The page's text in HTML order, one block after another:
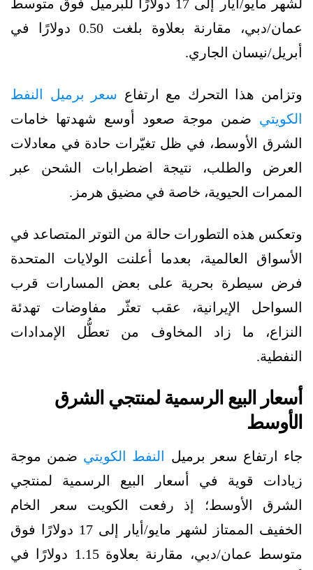
لشهر مايو/أيار إلى 17 دولارًا للبرميل فوق متوسط
عمان/دبي، مقارنة بعلاوة بلغت 0.50 دولارًا في
أبريل/نيسان الجاري.
وتزامن هذا التحرك مع ارتفاع سعر برميل النفط
الكويتي ضمن موجة صعود أوسع شهدتها خامات
الشرق الأوسط، في ظل تغيّرات حادة في معادلات
العرض والطلب، نتيجة اضطرابات الشحن عبر
الممرات الحيوية، خاصة في مضيق هرمز.
وتعكس هذه التطورات حالة من التوتر المتصاعد في
الأسواق العالمية، بعدما أعلنت الولايات المتحدة
فرض سيطرة بحرية على بعض المسارات قرب
السواحل الإيرانية، عقب تعثّر مفاوضات تهدئة
النزاع، ما زاد المخاوف من تعطُّل الإمدادات
النفطية.
أسعار البيع الرسمية لمنتجي الشرق
الأوسط
جاء ارتفاع سعر برميل النفط الكويتي ضمن موجة
زيادات قوية في أسعار البيع الرسمية لمنتجي
الشرق الأوسط؛ إذ رفعت الكويت سعر الخام
الخفيف الممتاز لشهر مايو/أيار إلى 17 دولارًا فوق
متوسط عمان/دبي، مقارنة بعلاوة 1.15 دولارًا في